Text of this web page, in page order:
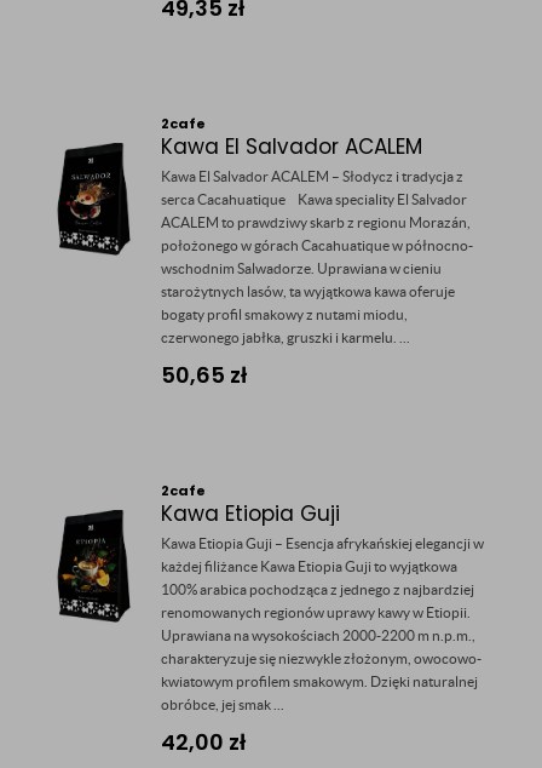
49,35 zł
2cafe
Kawa El Salvador ACALEM
Kawa El Salvador ACALEM – Słodycz i tradycja z
serca Cacahuatique Kawa speciality El Salvador
ACALEM to prawdziwy skarb z regionu Morazán,
położonego w górach Cacahuatique w północno-
wschodnim Salwadorze. Uprawiana w cieniu
starożytnych lasów, ta wyjątkowa kawa oferuje
bogaty profil smakowy z nutami miodu,
czerwonego jabłka, gruszki i karmelu. ...
50,65 zł
2cafe
Kawa Etiopia Guji
Kawa Etiopia Guji – Esencja afrykańskiej elegancji w
każdej filiżance Kawa Etiopia Guji to wyjątkowa
100% arabica pochodząca z jednego z najbardziej
renomowanych regionów uprawy kawy w Etiopii.
Uprawiana na wysokościach 2000-2200 m n.p.m.,
charakteryzuje się niezwykle złożonym, owocowo-
kwiatowym profilem smakowym. Dzięki naturalnej
obróbce, jej smak ...
42,00 zł